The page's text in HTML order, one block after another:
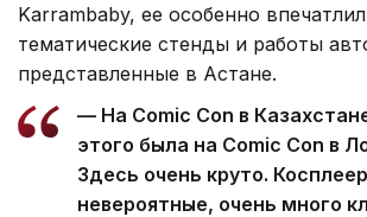
Karrambaby, ее особенно
тематические стенды и работы
представленные в Астане.
— На Comic Con в
этого была на Comic Con в
Здесь очень круто.
невероятные, очень много